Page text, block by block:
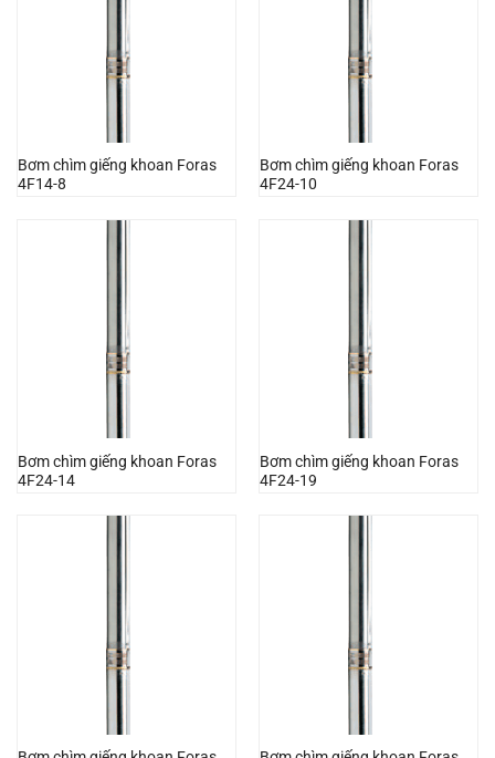
Bơm chìm giếng khoan Foras
4F14-8
Bơm chìm giếng khoan Foras
4F24-10
Bơm chìm giếng khoan Foras
4F24-14
Bơm chìm giếng khoan Foras
4F24-19